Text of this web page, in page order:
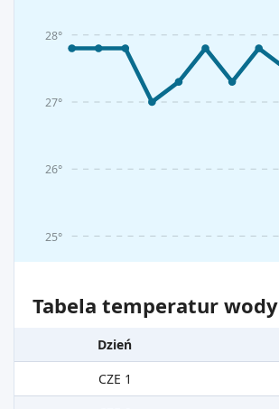
25°
26°
27°
28°
Tabela temperatur
Dzień
CZE 1